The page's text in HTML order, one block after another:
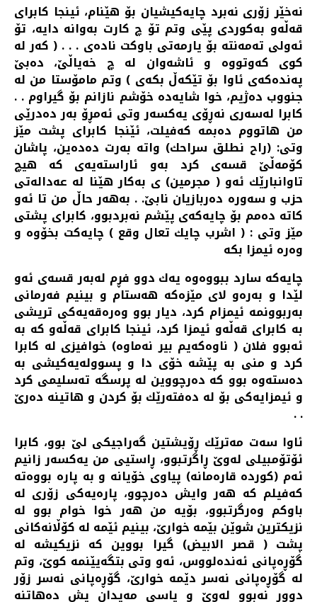
نه‌خێر زۆری نه‌برد چایه‌كیشیان بۆ هێنام، ئینجا كابرای
قه‌ڵه‌و به‌كوردی پێی وتم تۆ چ كارت به‌وانه‌ دایه‌، تۆ
ئه‌ولی ته‌مه‌نته‌ بۆ یارمه‌تی باوكت ناده‌ی . . . ( كه‌ر له‌
كوی كه‌وتووه‌ و ئاشه‌وان له‌ چ خه‌یاڵێ، ده‌بێ
په‌نده‌كه‌ی ئاوا بۆ تێكه‌ڵ بكه‌ی ) وتم مامۆستا من له‌
جنووب ده‌ژیم، خوا شایه‌ده‌ خۆشم نازانم بۆ گیراوم . .
كابرا له‌سه‌ری نه‌ڕۆی یه‌كسه‌ر وتی ئه‌مڕۆ به‌ر ده‌درێی
من هاتووم ده‌بمه‌ كه‌فیلت، ئێنجا كابرای پشت مێز
وتی: (راح نطلق سراحك) واته‌ به‌رت ده‌ده‌ین، پاشان
كۆمه‌ڵێ قسه‌ی كرد به‌و ئاراسته‌یه‌ی كه‌ هیچ
تاوانبارێك ئه‌و ( مجرمین) ی به‌كار هێنا له‌ عه‌داله‌تی
حزب و سه‌وره‌ ده‌ربازیان نابێ. . به‌هه‌ر حاڵ من تا ئه‌و
كاته‌ ده‌مم بۆ چایه‌كه‌ی پێشم نه‌بردبوو، كابرای پشتی
مێز وتی : ( اشرب چایك تعال وقع ) چایه‌كت بخۆوه‌ و
وه‌ره‌ ئیمزا بكه‌
چایه‌كه‌ سارد ببووه‌وه‌ یه‌ك دوو فڕم له‌به‌ر قسه‌ی ئه‌و
لێدا و به‌ره‌و لای مێزه‌كه‌ هه‌ستام و بینیم فه‌رمانی
به‌ربوونمه‌ ئیمزام كرد، دیار بوو وه‌ره‌قه‌یه‌كی تریشی
به‌ كابرای قه‌ڵه‌و ئیمزا كرد، ئینجا كابرای قه‌ڵه‌و كه‌ به‌
ئه‌بوو فلان ( ناوه‌كه‌یم بیر نه‌ماوه‌) خوافیزی له‌ كابرا
كرد و منی به‌ پێشه‌ خۆی دا و پسووله‌یه‌كیشی به‌
ده‌سته‌وه‌ بوو كه‌ ده‌رچووین له‌ پرسگه‌ ته‌سلیمی كرد
و ئیمزایه‌كی بۆ له‌ ده‌فته‌رێك بۆ كردن و هاتینه‌ ده‌رێ
. .
ئاوا سه‌ت مه‌ترێك ڕۆیشتین گه‌راجیكی لێ بوو، كابرا
ئۆتۆمبیلی له‌وێ ڕاگرتبوو، ڕاستیی من یه‌كسه‌ر زانیم
ئه‌م (كورده‌ قاره‌مانه‌) پیاوی خۆیانه‌ و به‌ پاره‌ بووه‌ته‌
كه‌فیلم كه‌ هه‌ر وایش ده‌رچوو، پاره‌یه‌كی زۆری له‌
باوكم وه‌رگرتبوو، بۆیه‌ من هه‌ر خوا خوام بوو له‌
نزیكترین شوێن بێمه‌ خوارێ، بینیم ئێمه‌ له‌ كۆڵانه‌كانی
پشت ( قصر الابیض) گیرا بووین كه‌ نزیكیشه‌ له‌
گۆڕه‌پانی ئه‌نده‌لووس، ئه‌و وتی بتگه‌یێنمه‌ كوێ، وتم
له‌ گۆڕه‌پانی نه‌سر دێمه‌ خوارێ، گۆڕه‌پانی نه‌سر زۆر
دوور نه‌بوو له‌وێ و‌ پاسی مه‌یدان یش ده‌هاتنه‌